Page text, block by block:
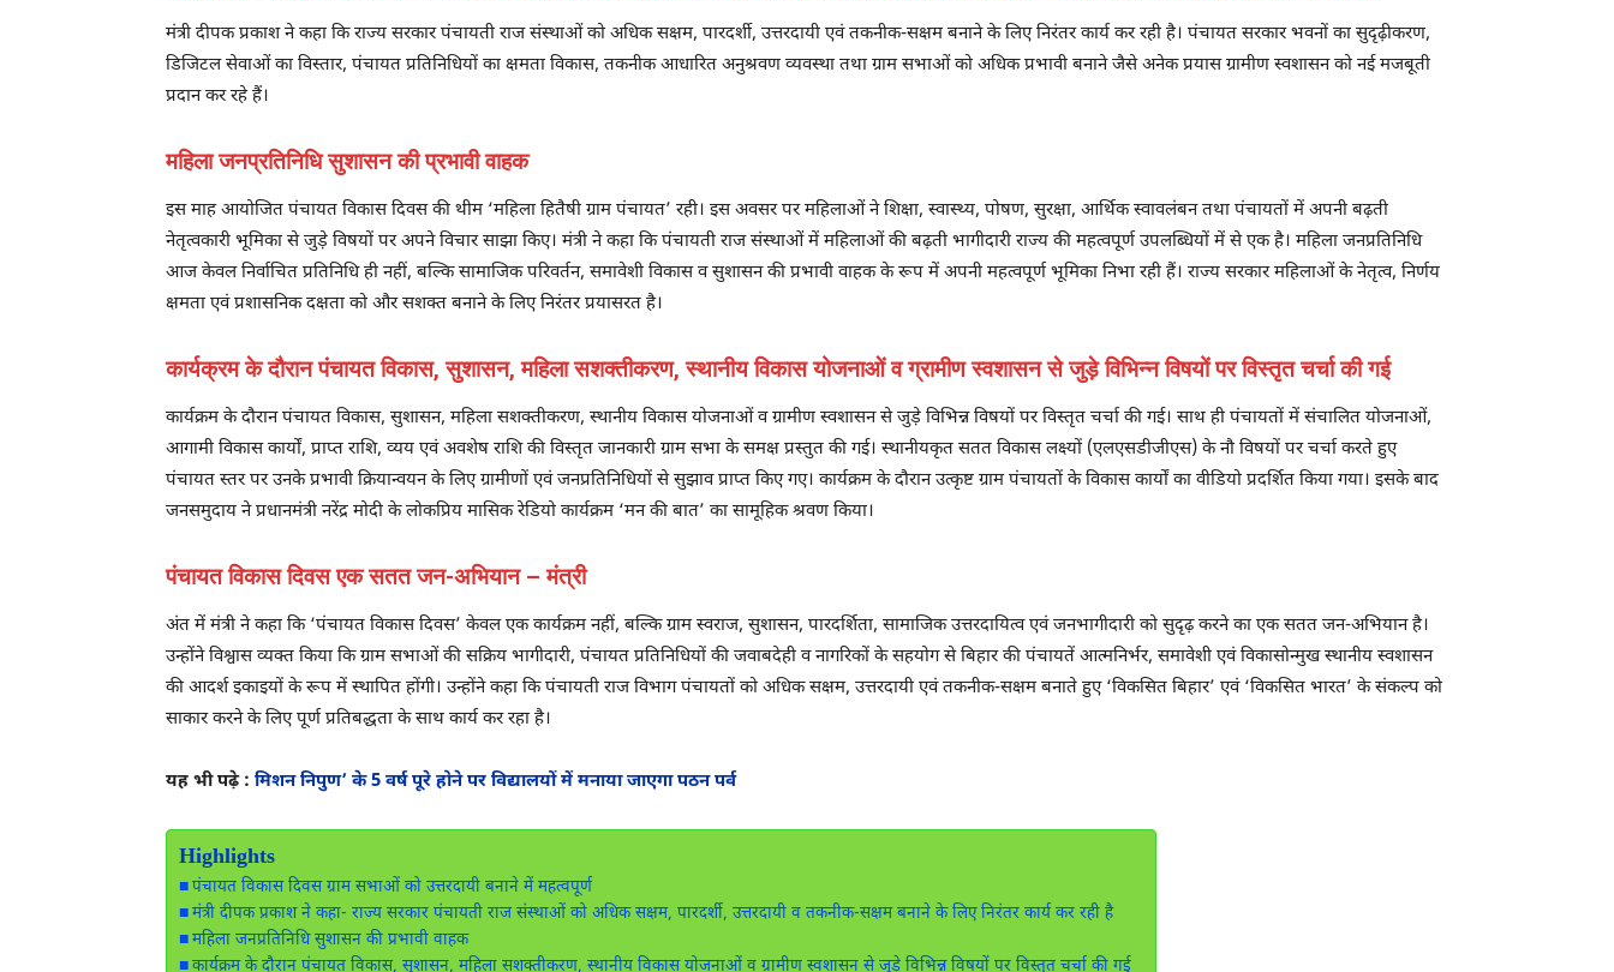
मंत्री दीपक प्रकाश ने कहा कि राज्य सरकार पंचायती राज संस्थाओं को अधिक सक्षम, पारदर्शी, उत्तरदायी एवं तकनीक-सक्षम बनाने के लिए निरंतर कार्य कर रही है। पंचायत सरकार भवनों का सुदृढ़ीकरण,
डिजिटल सेवाओं का विस्तार, पंचायत प्रतिनिधियों का क्षमता विकास, तकनीक आधारित अनुश्रवण व्यवस्था तथा ग्राम सभाओं को अधिक प्रभावी बनाने जैसे अनेक प्रयास ग्रामीण स्वशासन को नई मजबूती
प्रदान कर रहे हैं।
महिला जनप्रतिनिधि सुशासन की प्रभावी वाहक
इस माह आयोजित पंचायत विकास दिवस की थीम ‘महिला हितैषी ग्राम पंचायत’ रही। इस अवसर पर महिलाओं ने शिक्षा, स्वास्थ्य, पोषण, सुरक्षा, आर्थिक स्वावलंबन तथा पंचायतों में अपनी बढ़ती
नेतृत्वकारी भूमिका से जुड़े विषयों पर अपने विचार साझा किए। मंत्री ने कहा कि पंचायती राज संस्थाओं में महिलाओं की बढ़ती भागीदारी राज्य की महत्वपूर्ण उपलब्धियों में से एक है। महिला जनप्रतिनिधि
आज केवल निर्वाचित प्रतिनिधि ही नहीं, बल्कि सामाजिक परिवर्तन, समावेशी विकास व सुशासन की प्रभावी वाहक के रूप में अपनी महत्वपूर्ण भूमिका निभा रही हैं। राज्य सरकार महिलाओं के नेतृत्व, निर्णय
क्षमता एवं प्रशासनिक दक्षता को और सशक्त बनाने के लिए निरंतर प्रयासरत है।
कार्यक्रम के दौरान पंचायत विकास, सुशासन, महिला सशक्तीकरण, स्थानीय विकास योजनाओं व ग्रामीण स्वशासन से जुड़े विभिन्न विषयों पर विस्तृत चर्चा की गई
कार्यक्रम के दौरान पंचायत विकास, सुशासन, महिला सशक्तीकरण, स्थानीय विकास योजनाओं व ग्रामीण स्वशासन से जुड़े विभिन्न विषयों पर विस्तृत चर्चा की गई। साथ ही पंचायतों में संचालित योजनाओं,
आगामी विकास कार्यों, प्राप्त राशि, व्यय एवं अवशेष राशि की विस्तृत जानकारी ग्राम सभा के समक्ष प्रस्तुत की गई। स्थानीयकृत सतत विकास लक्ष्यों (एलएसडीजीएस) के नौ विषयों पर चर्चा करते हुए
पंचायत स्तर पर उनके प्रभावी क्रियान्वयन के लिए ग्रामीणों एवं जनप्रतिनिधियों से सुझाव प्राप्त किए गए। कार्यक्रम के दौरान उत्कृष्ट ग्राम पंचायतों के विकास कार्यों का वीडियो प्रदर्शित किया गया। इसके बाद
जनसमुदाय ने प्रधानमंत्री नरेंद्र मोदी के लोकप्रिय मासिक रेडियो कार्यक्रम ‘मन की बात’ का सामूहिक श्रवण किया।
पंचायत विकास दिवस एक सतत जन-अभियान – मंत्री
अंत में मंत्री ने कहा कि ‘पंचायत विकास दिवस’ केवल एक कार्यक्रम नहीं, बल्कि ग्राम स्वराज, सुशासन, पारदर्शिता, सामाजिक उत्तरदायित्व एवं जनभागीदारी को सुदृढ़ करने का एक सतत जन-अभियान है।
उन्होंने विश्वास व्यक्त किया कि ग्राम सभाओं की सक्रिय भागीदारी, पंचायत प्रतिनिधियों की जवाबदेही व नागरिकों के सहयोग से बिहार की पंचायतें आत्मनिर्भर, समावेशी एवं विकासोन्मुख स्थानीय स्वशासन
की आदर्श इकाइयों के रूप में स्थापित होंगी। उन्होंने कहा कि पंचायती राज विभाग पंचायतों को अधिक सक्षम, उत्तरदायी एवं तकनीक-सक्षम बनाते हुए ‘विकसित बिहार’ एवं ‘विकसित भारत’ के संकल्प को
साकार करने के लिए पूर्ण प्रतिबद्धता के साथ कार्य कर रहा है।
यह भी पढ़े : मिशन निपुण’ के 5 वर्ष पूरे होने पर विद्यालयों में मनाया जाएगा पठन पर्व
Highlights
पंचायत विकास दिवस ग्राम सभाओं को उत्तरदायी बनाने में महत्वपूर्ण
मंत्री दीपक प्रकाश ने कहा- राज्य सरकार पंचायती राज संस्थाओं को अधिक सक्षम, पारदर्शी, उत्तरदायी व तकनीक-सक्षम बनाने के लिए निरंतर कार्य कर रही है
महिला जनप्रतिनिधि सुशासन की प्रभावी वाहक
कार्यक्रम के दौरान पंचायत विकास, सुशासन, महिला सशक्तीकरण, स्थानीय विकास योजनाओं व ग्रामीण स्वशासन से जुड़े विभिन्न विषयों पर विस्तृत चर्चा की गई